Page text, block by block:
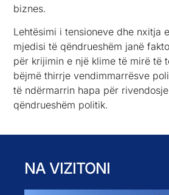
biznes.
Lehtësimi i tensioneve dhe nxitja
mjedisi të qëndrueshëm janë
për krijimin e një klime të mirë të
bëjmë thirrje vendimmarrësve
të ndërmarrin hapa për
qëndrueshëm politik.
NA VIZITONI